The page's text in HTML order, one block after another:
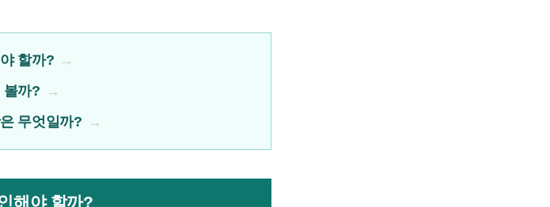
할까?
볼까?
무엇일까?
해야 할까?